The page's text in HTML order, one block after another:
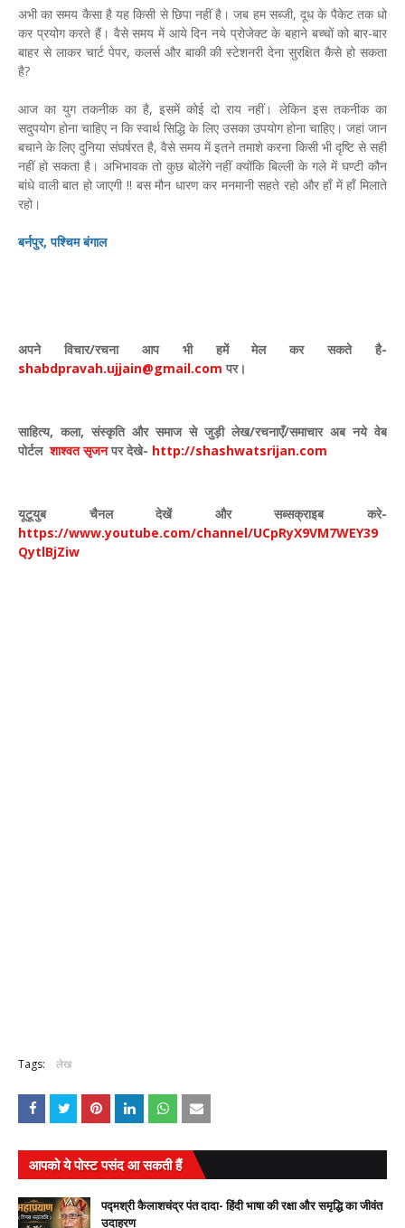
अभी का समय कैसा है यह किसी से छिपा नहीं है। जब हम सब्जी, दूध के पैकेट तक धो
कर प्रयोग करते हैं। वैसे समय में आये दिन नये प्रोजेक्ट के बहाने बच्चों को बार-बार
बाहर से लाकर चार्ट पेपर, कलर्स और बाकी की स्टेशनरी देना सुरक्षित कैसे हो सकता
है?
आज का युग तकनीक का है, इसमें कोई दो राय नहीं। लेकिन इस तकनीक का
सदुपयोग होना चाहिए न कि स्वार्थ सिद्धि के लिए उसका उपयोग होना चाहिए। जहां जान
बचाने के लिए दुनिया संघर्षरत है, वैसे समय में इतने तमाशे करना किसी भी दृष्टि से सही
नहीं हो सकता है। अभिभावक तो कुछ बोलेंगे नहीं क्योंकि बिल्ली के गले में घण्टी कौन
बांधे वाली बात हो जाएगी !! बस मौन धारण कर मनमानी सहते रहो और हाँ में हाँ मिलाते
रहो।
बर्नपुर, पश्चिम बंगाल
अपने विचार/रचना आप भी हमें मेल कर सकते है-
shabdpravah.ujjain@gmail.com पर।
साहित्य, कला, संस्कृति और समाज से जुड़ी लेख/रचनाएँ/समाचार अब नये वेब
पोर्टल शाश्वत सृजन पर देखे- http://shashwatsrijan.com
यूटूयुब चैनल देखें और सब्सक्राइब करे-
https://www.youtube.com/channel/UCpRyX9VM7WEY39
QytlBjZiw
Tags: लेख
आपको ये पोस्ट पसंद आ सकती हैं
पद्मश्री कैलाशचंद्र पंत दादा- हिंदी भाषा की रक्षा और समृद्धि का जीवंत
उदाहरण